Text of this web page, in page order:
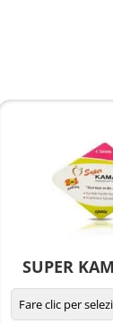
SUPER